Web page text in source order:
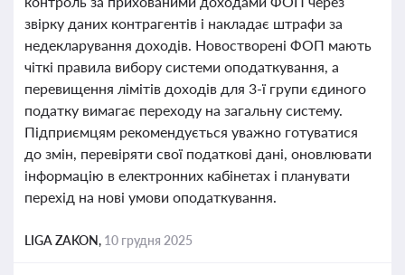
звірку даних контрагентів і накладає штрафи за
недекларування доходів. Новостворені ФОП мають
чіткі правила вибору системи оподаткування, а
перевищення лімітів доходів для 3-ї групи єдиного
податку вимагає переходу на загальну систему.
Підприємцям рекомендується уважно готуватися
до змін, перевіряти свої податкові дані, оновлювати
інформацію в електронних кабінетах і планувати
перехід на нові умови оподаткування.
LIGA ZAKON, 10 грудня 2025